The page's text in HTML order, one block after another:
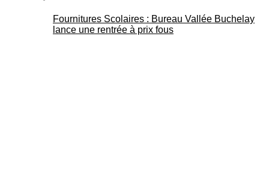
Fournitures Scolaires : Bureau Vallée Buchelay
lance une rentrée à prix fous